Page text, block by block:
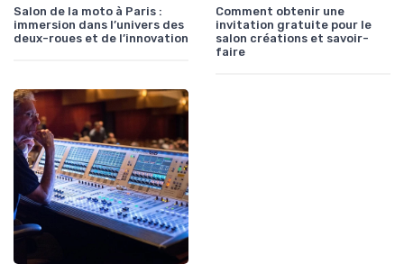
Salon de la moto à Paris :
immersion dans l’univers des
deux-roues et de l’innovation
Comment obtenir une
invitation gratuite pour le
salon créations et savoir-
faire